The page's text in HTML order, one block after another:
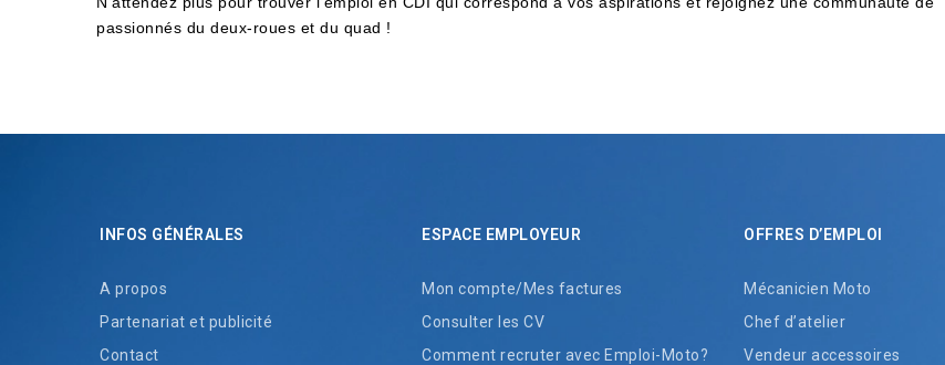
passionnés du deux-roues et du quad !
INFOS GÉNÉRALES
A propos
Partenariat et publicité
Contact
ESPACE EMPLOYEUR
Mon compte/Mes factures
Consulter les CV
Comment recruter avec Emploi-Moto?
OFFRES D’EMPLOI
Mécanicien Moto
Chef d’atelier
Vendeur accessoires